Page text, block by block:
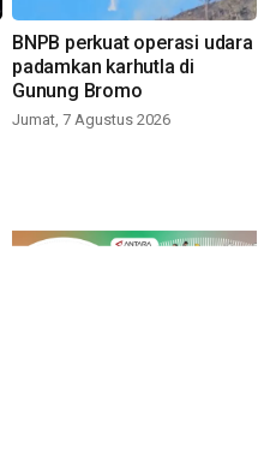
BNPB perkuat operasi udara
padamkan karhutla di
Gunung Bromo
Jumat, 7 Agustus 2026